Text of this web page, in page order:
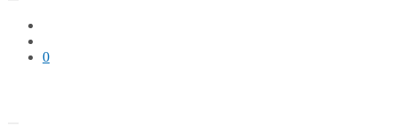
0